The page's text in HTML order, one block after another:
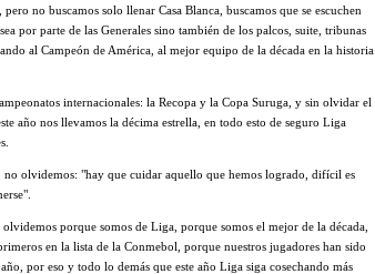
no buscamos solo llenar Casa Blanca, buscamos que se escuchen
por parte de las Generales sino también de los palcos, suite, tribunas
al Campeón de América, al mejor equipo de la década en la historia
internacionales: la Recopa y la Copa Suruga, y sin olvidar el
año nos llevamos la décima estrella, en todo esto de seguro Liga
no olvidemos: "hay que cuidar aquello que hemos logrado, difícil es
porque somos de Liga, porque somos el mejor de la década,
en la lista de la Conmebol, porque nuestros jugadores han sido
por eso y todo lo demás que este año Liga siga cosechando más